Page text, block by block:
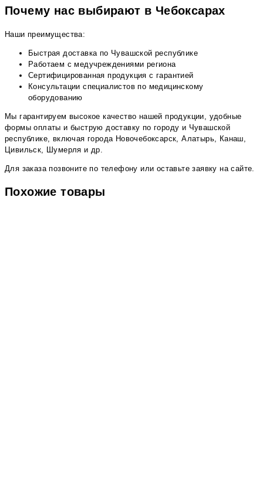
Почему нас выбирают в Чебоксарах
Наши преимущества:
Быстрая доставка по Чувашской республике
Работаем с медучреждениями региона
Сертифицированная продукция с гарантией
Консультации специалистов по медицинскому
оборудованию
Мы гарантируем высокое качество нашей продукции, удобные
формы оплаты и быструю доставку по городу и Чувашской
республике, включая города Новочебоксарск, Алатырь, Канаш,
Цивильск, Шумерля и др.
Для заказа позвоните по телефону или оставьте заявку на сайте.
Похожие товары